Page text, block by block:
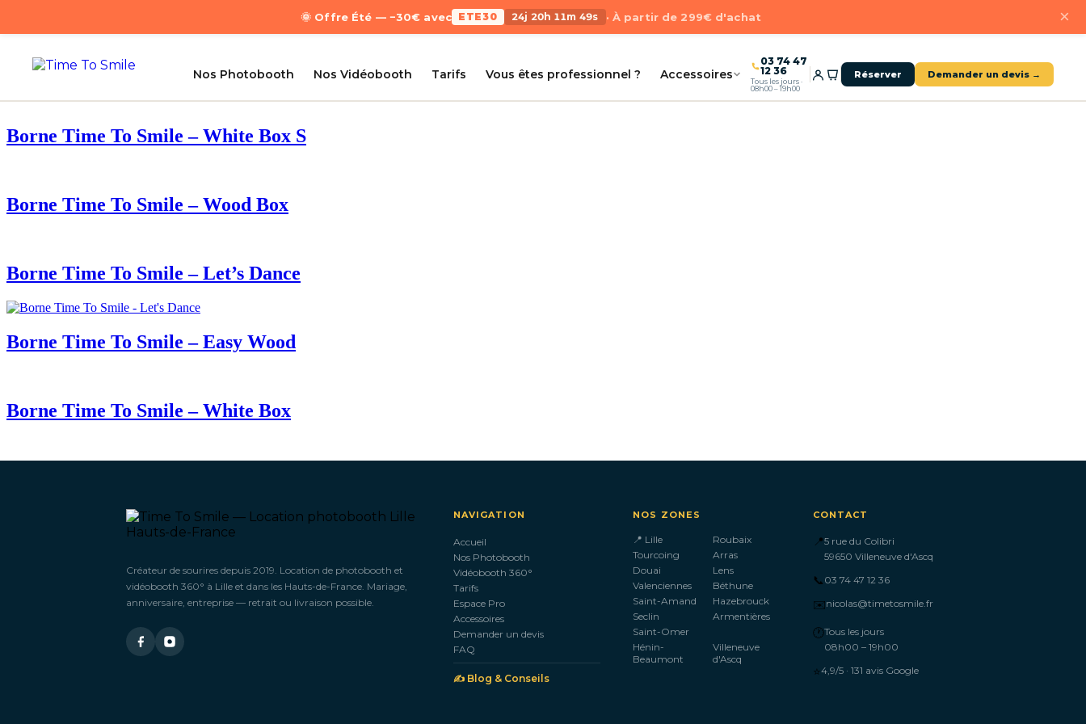
🌞 Offre Été — −30€ avec ETE30 24j 20h 11m 49s · À partir de 299€ d'achat ×
Nos Photobooth Nos Vidéobooth Tarifs Vous êtes professionnel ? Accessoires
03 74 47
12 36
Tous les jours ·
08h00 – 19h00
Réserver Demander un devis →
Borne Time To Smile – White Box S
Borne Time To Smile – Wood Box
Borne Time To Smile – Let’s Dance
Borne Time To Smile – Easy Wood
Borne Time To Smile – White Box
Créateur de sourires depuis 2019. Location de photobooth et
vidéobooth 360° à Lille et dans les Hauts-de-France. Mariage,
anniversaire, entreprise — retrait ou livraison possible.
NAVIGATION
Accueil
Nos Photobooth
Vidéobooth 360°
Tarifs
Espace Pro
Accessoires
Demander un devis
FAQ
✍️ Blog & Conseils
NOS ZONES
📍 Lille
Roubaix
Tourcoing
Arras
Douai
Lens
Valenciennes
Béthune
Saint-Amand
Hazebrouck
Seclin
Armentières
Saint-Omer
Hénin-
Beaumont
Villeneuve
d'Ascq
CONTACT
📍5 rue du Colibri
59650 Villeneuve d'Ascq
📞 03 74 47 12 36
✉️nicolas@timetosmile.fr
🕐Tous les jours
08h00 – 19h00
⭐4,9/5 · 131 avis Google